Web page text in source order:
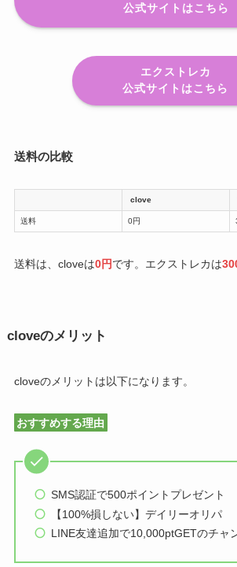
公式サイトはこちら
エクストレカ
公式サイトはこちら
送料の比較
clove
送料 0円
送料は、cloveは0円です。エクストレカは
cloveのメリット
cloveのメリットは以下になります。
おすすめする理由
SMS認証で500ポイントプレゼント
【100%損しない】デイリーオリパ
LINE友達追加で10,000ptGETのチャ